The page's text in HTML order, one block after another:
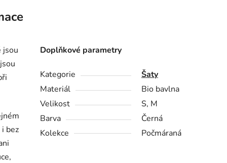
jsou
bez
Doplňkové parametry
Kategorie
Šaty
Materiál
Bio bavlna
Velikost
S, M
Barva
Černá
Kolekce
Počmáraná